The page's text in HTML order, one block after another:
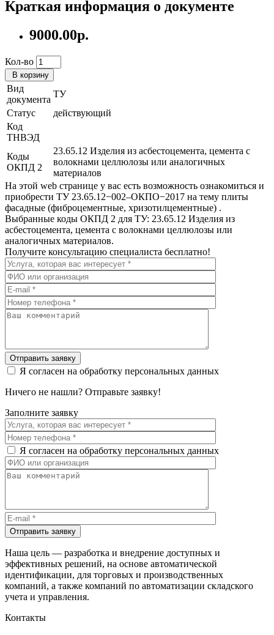
Краткая информация о документе
9000.00р.
Кол-во
В корзину
Вид
документа
ТУ
Статус
действующий
Код
ТНВЭД
Коды
ОКПД 2
23.65.12 Изделия из асбестоцемента, цемента с
волокнами целлюлозы или аналогичных
материалов
На этой web странице у вас есть возможность ознакомиться и
приобрести ТУ 23.65.12−002–ОКПО−2017 на тему плиты
фасадные (фиброцементные, хризотилцементные) .
Выбранные коды ОКПД 2 для ТУ: 23.65.12 Изделия из
асбестоцемента, цемента с волокнами целлюлозы или
аналогичных материалов.
Получите консультацию специалиста бесплатно!
Отправить заявку
Я согласен на обработку персональных данных
Ничего не нашли? Отправьте заявку!
Заполните заявку
Я согласен на обработку персональных данных
Отправить заявку
Наша цель — разработка и внедрение доступных и
эффективных решений, на основе автоматической
идентификации, для торговых и производственных
компаний, а также компаний по автоматизации складского
учета и управления.
Контакты